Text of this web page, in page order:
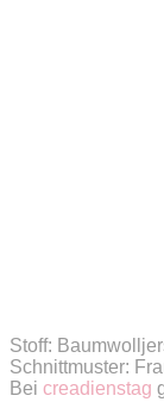
Stoff:
Schnittmuster:
Bei creadienstag